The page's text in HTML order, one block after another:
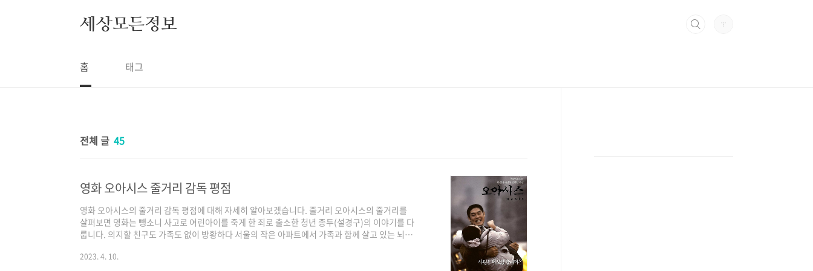
세상모든정보
홈 태그
전체 글 45
영화 오아시스 줄거리 감독 평점
영화 오아시스의 줄거리 감독 평점에 대해 자세히 알아보겠습니다. 줄거리 오아시스의 줄거리를
살펴보면 영화는 뺑소니 사고로 어린아이를 죽게 한 죄로 출소한 청년 종두(설경구)의 이야기를 다
룹니다. 의지할 친구도 가족도 없이 방황하다 서울의 작은 아파트에서 가족과 함께 살고 있는 뇌성
공주는 깊은 유대감을 형성하며 열정적이고 파격적인 관계를 시작합니다. 그들은 사회적 낙인과
2023. 4. 10.